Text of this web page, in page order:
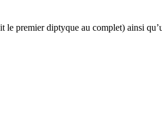
premier diptyque au complet) ainsi